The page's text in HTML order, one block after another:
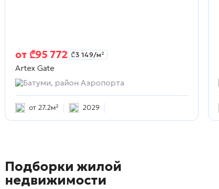
от ₾95 772 ₾3 149/м²
Artex Gate
Батуми, район Аэропорта
от 27.2м² 2029
Подборки жилой
недвижимости